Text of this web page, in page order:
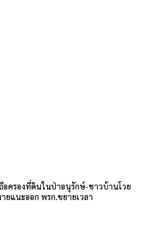
อครองที่ดินในป่าอนุรักษ์-ชาวบ้านโวย
ยแนะออก พรก.ขยายเวลา